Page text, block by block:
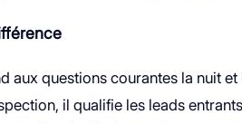
aux questions courantes la nuit
il qualifie les leads